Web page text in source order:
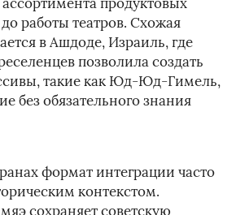
работы театров. Схожая
в Ашдоде, Израиль, где
позволила создать
такие как Юд-Юд-Гимель,
без обязательного знания
формат интеграции часто
контекстом.
сохраняет советскую